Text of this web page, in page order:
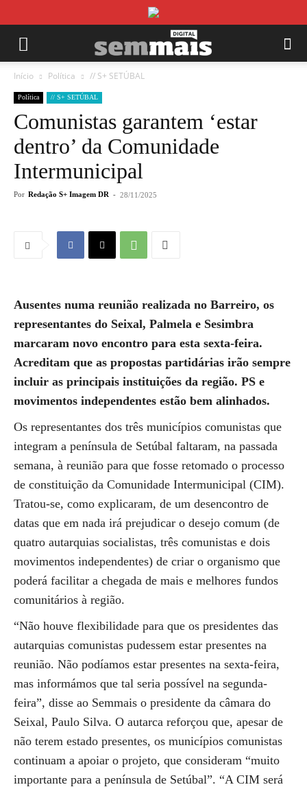
Início Política // S+ SETÚBAL
Política // S+ SETÚBAL
Comunistas garantem ‘estar
dentro’ da Comunidade
Intermunicipal
Por Redação S+ Imagem DR - 28/11/2025
Ausentes numa reunião realizada no Barreiro, os
representantes do Seixal, Palmela e Sesimbra
marcaram novo encontro para esta sexta-feira.
Acreditam que as propostas partidárias irão sempre
incluir as principais instituições da região. PS e
movimentos independentes estão bem alinhados.
Os representantes dos três municípios comunistas que
integram a península de Setúbal faltaram, na passada
semana, à reunião para que fosse retomado o processo
de constituição da Comunidade Intermunicipal (CIM).
Tratou-se, como explicaram, de um desencontro de
datas que em nada irá prejudicar o desejo comum (de
quatro autarquias socialistas, três comunistas e dois
movimentos independentes) de criar o organismo que
poderá facilitar a chegada de mais e melhores fundos
comunitários à região.
“Não houve flexibilidade para que os presidentes das
autarquias comunistas pudessem estar presentes na
reunião. Não podíamos estar presentes na sexta-feira,
mas informámos que tal seria possível na segunda-
feira”, disse ao Semmais o presidente da câmara do
Seixal, Paulo Silva. O autarca reforçou que, apesar de
não terem estado presentes, os municípios comunistas
continuam a apoiar o projeto, que consideram “muito
importante para a península de Setúbal”. “A CIM será